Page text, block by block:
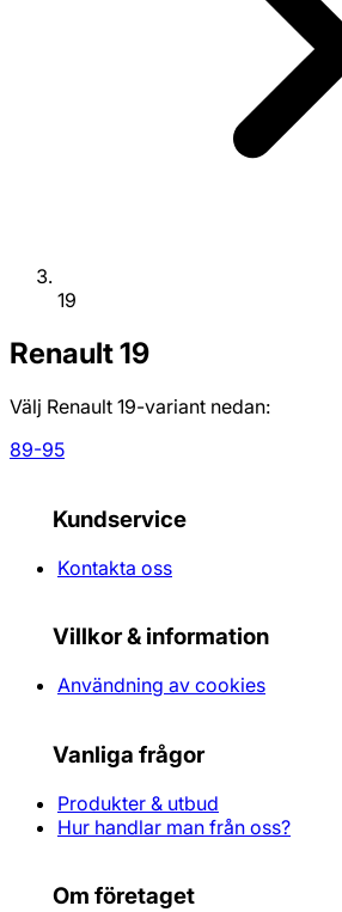
19
Renault19
Välj Renault 19-variant nedan:
89-95
Kundservice
Kontakta oss
Villkor & information
Användning av cookies
Vanliga frågor
Produkter & utbud
Hur handlar man från oss?
Om företaget